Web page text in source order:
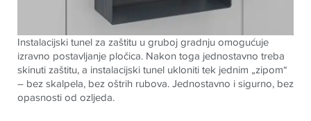
Instalacijski tunel za zaštitu u gruboj gradnju omogućuje
izravno postavljanje pločica. Nakon toga jednostavno treba
skinuti zaštitu, a instalacijski tunel ukloniti tek jednim „zipom“
– bez skalpela, bez oštrih rubova. Jednostavno i sigurno, bez
opasnosti od ozljeda.